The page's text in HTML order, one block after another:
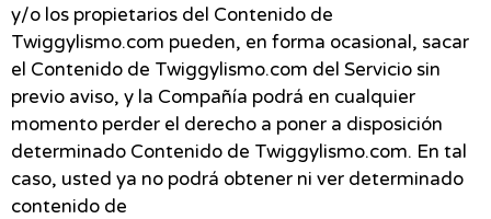
y/o los propietarios del Contenido de
Twiggylismo.com pueden, en forma ocasional, sacar
el Contenido de Twiggylismo.com del Servicio sin
previo aviso, y la Compañía podrá en cualquier
momento perder el derecho a poner a disposición
determinado Contenido de Twiggylismo.com. En tal
caso, usted ya no podrá obtener ni ver determinado
contenido de